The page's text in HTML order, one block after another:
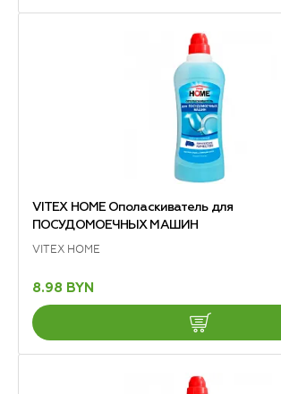
VITEX HOME Ополаскиватель для
ПОСУДОМОЕЧНЫХ МАШИН
VITEX HOME
8.98 BYN